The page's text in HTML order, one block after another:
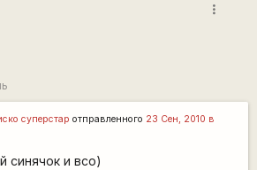
more_vert
суперстар отправленного 23 Сен, 2010 в
синячок и всо)